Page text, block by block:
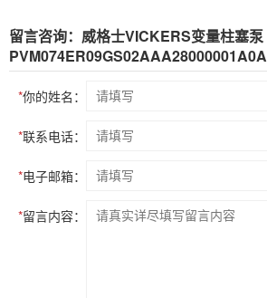
留言咨询：威格士VICKERS变量柱塞泵
PVM074ER09GS02AAA28000001A0A
*你的姓名：
*联系电话：
*电子邮箱：
*留言内容：